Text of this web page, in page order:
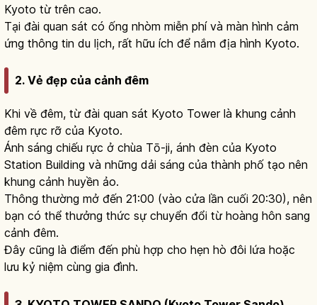
Kyoto từ trên cao.
Tại đài quan sát có ống nhòm miễn phí và màn hình cảm
ứng thông tin du lịch, rất hữu ích để nắm địa hình Kyoto.
2. Vẻ đẹp của cảnh đêm
Khi về đêm, từ đài quan sát Kyoto Tower là khung cảnh
đêm rực rỡ của Kyoto.
Ánh sáng chiếu rực ở chùa Tō-ji, ánh đèn của Kyoto
Station Building và những dải sáng của thành phố tạo nên
khung cảnh huyền ảo.
Thông thường mở đến 21:00 (vào cửa lần cuối 20:30), nên
bạn có thể thưởng thức sự chuyển đổi từ hoàng hôn sang
cảnh đêm.
Đây cũng là điểm đến phù hợp cho hẹn hò đôi lứa hoặc
lưu kỷ niệm cùng gia đình.